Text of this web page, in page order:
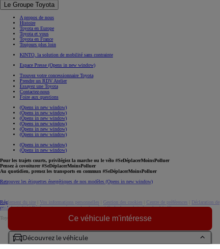
Ce véhicule m'intéresse
Découvrez le véhicule
Le Groupe Toyota
A propos de nous
Histoire
Toyota en Europe
Toyota et vous
Toyota en France
Toujours plus loin
KINTO, la solution de mobilité sans contrainte
Espace Presse (Opens in new window)
Trouvez votre concessionnaire Toyota
Prendre un RDV Atelier
Essayez une Toyota
Contactez-nous
Foire aux questions
(Opens in new window)
(Opens in new window)
(Opens in new window)
(Opens in new window)
(Opens in new window)
(Opens in new window)
(Opens in new window)
(Opens in new window)
Pour les trajets courts, privilégiez la marche ou le vélo #SeDéplacerMoinsPolluer
Pensez à covoiturer #SeDéplacerMoinsPolluer
Au quotidien, prenez les transports en commun #SeDéplacerMoinsPolluer
Retrouvez les étiquettes énergétiques de nos modèles (Opens in new window)
Réglement du site Vos informations personnelles Gestion des cookies Centre de préférences
Déclaration de
confidentialité|Règlement européen sur les données|Code de conduitedownload (pdf(
Toyota. Tous droits réservés. © 2026
Accessibilité : non conforme